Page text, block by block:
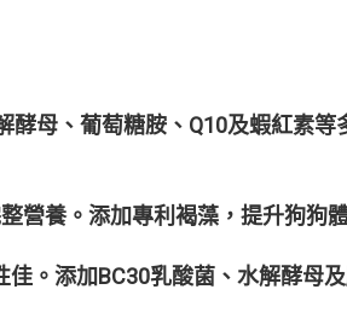
酵母、葡萄糖胺、Q10及蝦紅素
營養。添加專利褐藻，提升狗狗
。添加BC30乳酸菌、水解酵母